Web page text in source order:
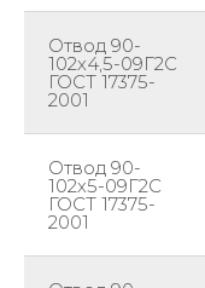
Отвод 90-
102х4,5-09Г2С
ГОСТ 17375-
2001
Отвод 90-
102х5-09Г2С
ГОСТ 17375-
2001